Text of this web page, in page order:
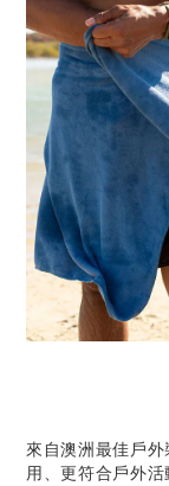
來自澳洲最佳戶
用、更符合戶外活